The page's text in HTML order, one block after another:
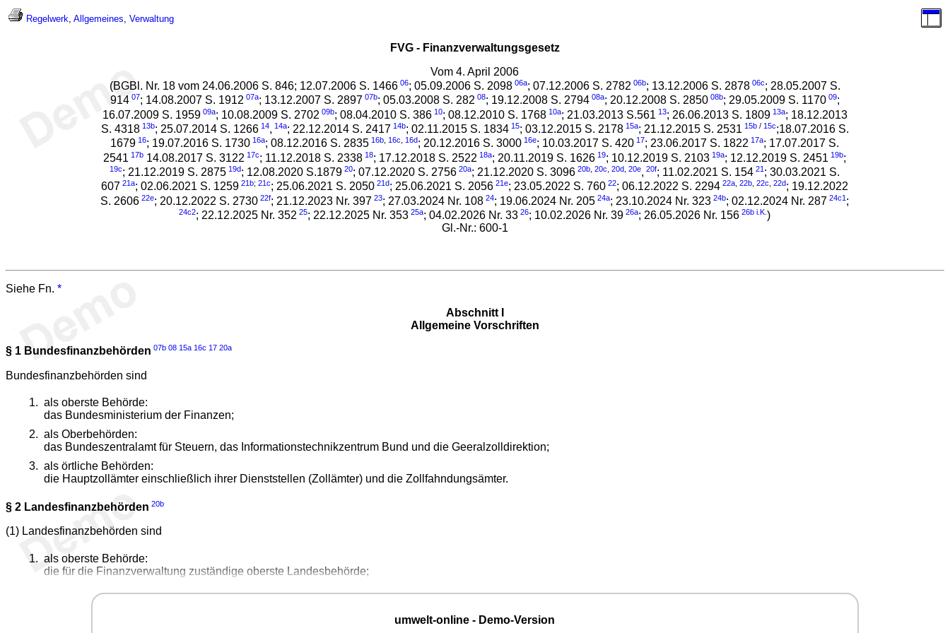
Regelwerk, Allgemeines, Verwaltung
FVG - Finanzverwaltungsgesetz
Vom 4. April 2006
(BGBl. Nr. 18 vom 24.06.2006 S. 846; 12.07.2006 S. 1466 06; 05.09.2006 S. 2098 06a; 07.12.2006 S. 2782 06b; 13.12.2006 S. 2878 06c; 28.05.2007 S.
914 07; 14.08.2007 S. 1912 07a; 13.12.2007 S. 2897 07b; 05.03.2008 S. 282 08; 19.12.2008 S. 2794 08a; 20.12.2008 S. 2850 08b; 29.05.2009 S. 1170 09;
16.07.2009 S. 1959 09a; 10.08.2009 S. 2702 09b; 08.04.2010 S. 386 10; 08.12.2010 S. 1768 10a; 21.03.2013 S.561 13; 26.06.2013 S. 1809 13a; 18.12.2013
S. 4318 13b; 25.07.2014 S. 1266 14, 14a; 22.12.2014 S. 2417 14b; 02.11.2015 S. 1834 15; 03.12.2015 S. 2178 15a; 21.12.2015 S. 2531 15b/ 15c;18.07.2016 S.
1679 16; 19.07.2016 S. 1730 16a; 08.12.2016 S. 2835 16b 16c 16d; 20.12.2016 S. 3000 16e; 10.03.2017 S. 420 17; 23.06.2017 S. 1822 17a; 17.07.2017 S.
2541 17b 14.08.2017 S. 3122 17c; 11.12.2018 S. 2338 18; 17.12.2018 S. 2522 18a; 20.11.2019 S. 1626 19; 10.12.2019 S. 2103 19a; 12.12.2019 S. 2451 19b;
19c; 21.12.2019 S. 2875 19d; 12.08.2020 S.1879 20; 07.12.2020 S. 2756 20a; 21.12.2020 S. 3096 20b ,20c ,20d ,20e, 20f; 11.02.2021 S. 154 21 ; 30.03.2021 S.
607 21a; 02.06.2021 S. 1259 21b;21c; 25.06.2021 S. 2050 21d; 25.06.2021 S. 2056 21e; 23.05.2022 S. 760 22; 06.12.2022 S. 2294 22a ,22b ,22c ,22d; 19.12.2022
S. 2606 22e; 20.12.2022 S. 2730 22f; 21.12.2023 Nr. 397 23; 27.03.2024 Nr. 108 24; 19.06.2024 Nr. 205 24a; 23.10.2024 Nr. 323 24b; 02.12.2024 Nr. 287 24c1 ;
24c2; 22.12.2025 Nr. 352 25; 22.12.2025 Nr. 353 25a; 04.02.2026 Nr. 33 26; 10.02.2026 Nr. 39 26a; 26.05.2026 Nr. 156 26b i.K.)
Gl.-Nr.: 600-1
Siehe Fn. *
Abschnitt I
Allgemeine Vorschriften
§ 1 Bundesfinanzbehörden 07b 08 15a 16c 17 20a
Bundesfinanzbehörden sind
als oberste Behörde:
das Bundesministerium der Finanzen;
als Oberbehörden:
das Bundeszentralamt für Steuern, das Informationstechnikzentrum Bund und die Geeralzolldirektion;
als örtliche Behörden:
die Hauptzollämter einschließlich ihrer Dienststellen (Zollämter) und die Zollfahndungsämter.
§ 2 Landesfinanzbehörden 20b
(1) Landesfinanzbehörden sind
als oberste Behörde:
die für die Finanzverwaltung zuständige oberste Landesbehörde;
umwelt-online - Demo-Version